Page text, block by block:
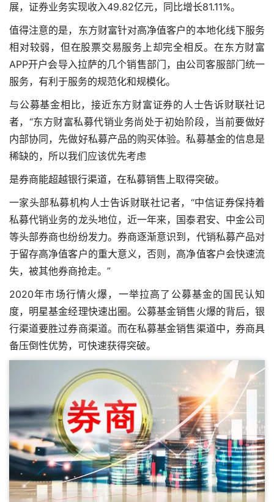
展，证券业务实现收入49.82亿元，同比增长81.11%。
值得注意的是，东方财富针对高净值客户的本地化线下服务
相对较弱，但在股票交易服务上却完全相反。在东方财富
APP开户会导入拉萨的几个销售部门，由公司客服部门统一
服务，有利于服务的规范化和规模化。
与公募基金相比，接近东方财富证券的人士告诉财联社记
者，“东方财富私募代销业务尚处于初始阶段，当前要做好
内部协同，先做好私募产品的购买体验。私募基金的信息是
稀缺的，所以我们应该优先考虑
是券商能超越银行渠道，在私募销售上取得突破。
一家头部私募机构人士告诉财联社记者，“中信证券保持着
私募代销业务的龙头地位，近一年来，国泰君安、中金公司
等头部券商也纷纷发力。券商逐渐意识到，代销私募产品对
于留存高净值客户的重大意义，否则，高净值客户会快速流
失，被其他券商抢走。”
2020年市场行情火爆，一举拉高了公募基金的国民认知
度，明星基金经理快速出圈。公募基金销售火爆的背后，银
行渠道要胜过券商渠道。而在私募基金销售渠道中，券商具
备压倒性优势，可快速获得突破。